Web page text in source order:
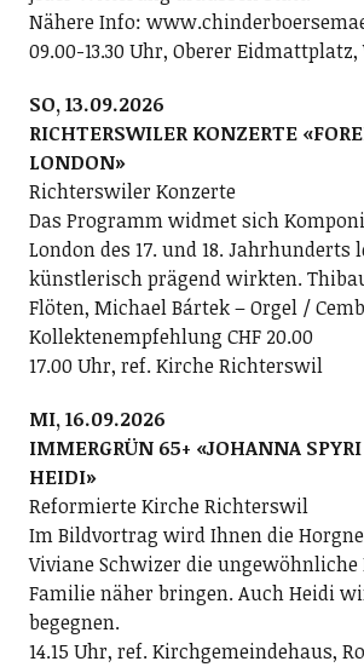
Nähere Info:
09.00-13.30 Uhr, Oberer
SO, 13.09.2026
RICHTERSWILER KONZERTE
LONDON»
Richterswiler Konzerte
Das Programm widmet sich
London des 17. und 18. Jahrhunderts
künstlerisch prägend wirkten.
Flöten, Michael Bártek – Orgel /
Kollektenempfehlung CHF 20.00
17.00 Uhr, ref. Kirche Richterswil
MI, 16.09.2026
IMMERGRÜN 65+ «JOHANNA
HEIDI»
Reformierte Kirche Richterswil
Im Bildvortrag wird Ihnen die
Viviane Schwizer die
Familie näher bringen. Auch Heidi
begegnen.
14.15 Uhr, ref. Kirchgemeindehaus,